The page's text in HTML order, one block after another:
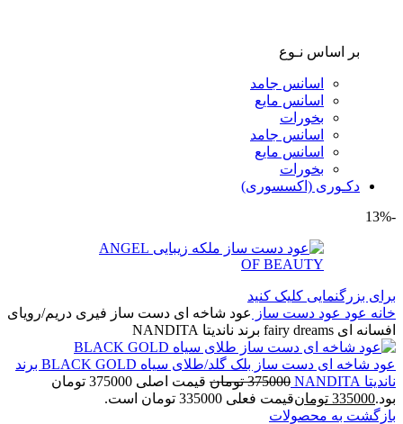
بر اساس نـوع
اسانس جامد
اسانس مایع
بخورات
اسانس جامد
اسانس مایع
بخورات
دکـوری (اکسسوری)
-13%
برای بزرگنمایی کلیک کنید
خانه عود عود دست ساز عود شاخه ای دست ساز فیری دریم/رویای
افسانه ای fairy dreams برند ناندیتا NANDITA
عود شاخه ای دست ساز بلک گلد/طلای سیاه BLACK GOLD برند
ناندیتا NANDITA
375000 تومان
قیمت اصلی 375000 تومان
بود.335000 تومانقیمت فعلی 335000 تومان است.
بازگشت به محصولات